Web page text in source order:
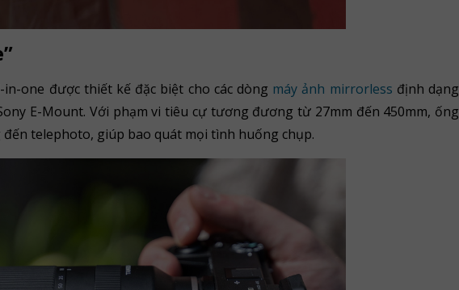
one được thiết kế đặc biệt cho các dòng máy ảnh mirrorless định dạng
E-Mount. Với phạm vi tiêu cự tương đương từ 27mm đến 450mm, ống
telephoto, giúp bao quát mọi tình huống chụp.